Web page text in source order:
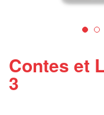
Contes et
3